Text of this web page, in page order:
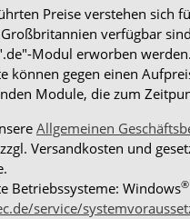
Preise verstehen sich
verfügbar
Modul erworben werden.
können gegen einen
Module, die zum
Allgemeinen
Versandkosten und
Betriebssysteme: Windows®
service/